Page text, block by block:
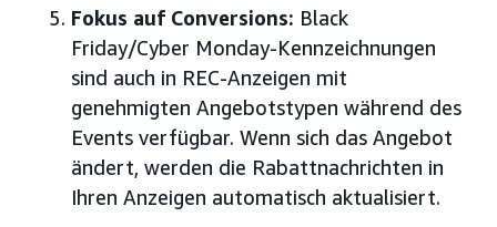
Fokus auf Conversions: Black
Friday/Cyber Monday-Kennzeichnungen
sind auch in REC-Anzeigen mit
genehmigten Angebotstypen während des
Events verfügbar. Wenn sich das Angebot
ändert, werden die Rabattnachrichten in
Ihren Anzeigen automatisch aktualisiert.